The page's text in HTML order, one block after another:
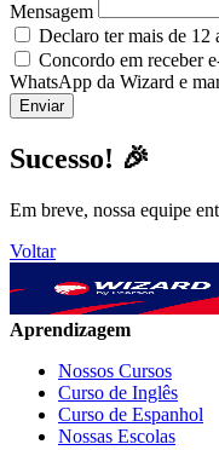
Mensagem
Declaro ter mais de 12
Concordo em receber
WhatsApp da Wizard e
Sucesso! 🎉
Em breve, nossa equipe
Voltar
Aprendizagem
Nossos Cursos
Curso de Inglês
Curso de Espanhol
Nossas Escolas